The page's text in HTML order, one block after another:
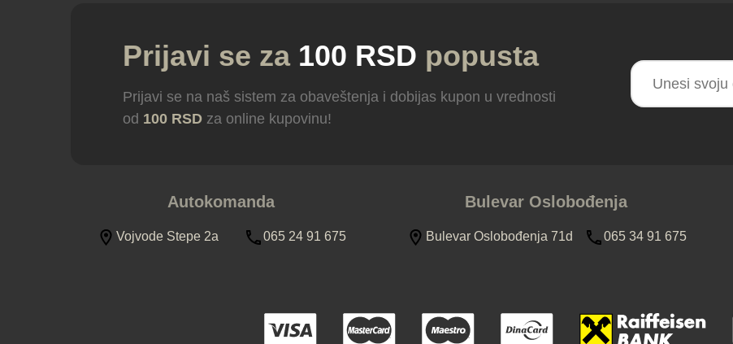
Prijavi se za 100 RSD popusta
Prijavi se na naš sistem za obaveštenja i dobijas kupon u vrednosti
od 100 RSD za online kupovinu!
Autokomanda
Vojvode Stepe 2a 065 24 91 675
Bulevar Oslobođenja
Bulevar Oslobođenja 71d 065 34 91 675